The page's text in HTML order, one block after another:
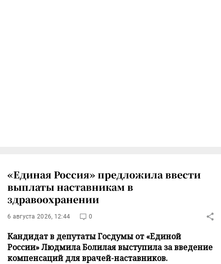
«Единая Россия» предложила ввести
выплаты наставникам в
здравоохранении
6 августа 2026, 12:44 0
Кандидат в депутаты Госдумы от «Единой
России» Людмила Болилая выступила за введение
компенсаций для врачей-наставников.